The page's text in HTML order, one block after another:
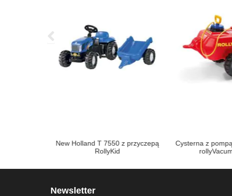
New Holland T 7550 z przyczepą
RollyKid
Cysterna z
Newsletter